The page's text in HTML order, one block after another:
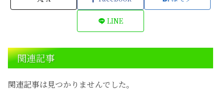
LINE
関連記事
関連記事は見つかりませんでした。